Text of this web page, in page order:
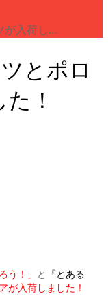
が入荷し…
とポロ
！
う！」 と 『とある
が入荷しました！